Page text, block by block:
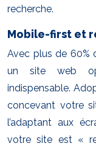
recherche.
Mobile-first et
Avec plus de 60%
un site web
indispensable.
concevant votre
l’adaptant aux
votre site est «